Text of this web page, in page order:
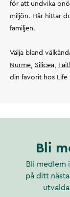
för att undvika
miljön. Här hittar
familjen.
Välja bland
Nurme, Silicea,
din favorit hos Life
Bli
Bli medlem
på ditt